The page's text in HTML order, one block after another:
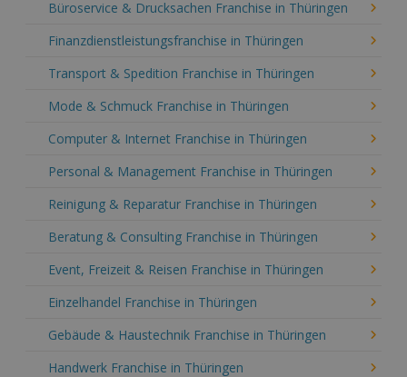
Büroservice & Drucksachen Franchise in Thüringen
Finanzdienstleistungsfranchise in Thüringen
Transport & Spedition Franchise in Thüringen
Mode & Schmuck Franchise in Thüringen
Computer & Internet Franchise in Thüringen
Personal & Management Franchise in Thüringen
Reinigung & Reparatur Franchise in Thüringen
Beratung & Consulting Franchise in Thüringen
Event, Freizeit & Reisen Franchise in Thüringen
Einzelhandel Franchise in Thüringen
Gebäude & Haustechnik Franchise in Thüringen
Handwerk Franchise in Thüringen